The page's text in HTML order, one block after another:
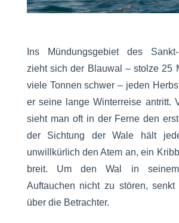
Ins Mündungsgebiet des Sankt-
zieht sich der Blauwal – stolze 25
viele Tonnen schwer – jeden
er seine lange Winterreise antritt.
sieht man oft in der Ferne den
der Sichtung der Wale hält
unwillkürlich den Atem an, ein
breit. Um den Wal in seinem
Auftauchen nicht zu stören,
über die Betrachter.